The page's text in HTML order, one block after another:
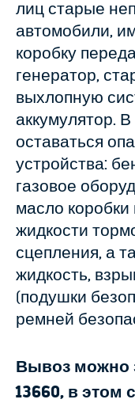
лиц старые
автомобили,
коробку
генератор,
выхлопную
аккумулятор.
оставаться
устройства:
газовое
масло коробки
жидкости
сцепления, а
жидкость,
(подушки
ремней
Вывоз можно
13660, в этом